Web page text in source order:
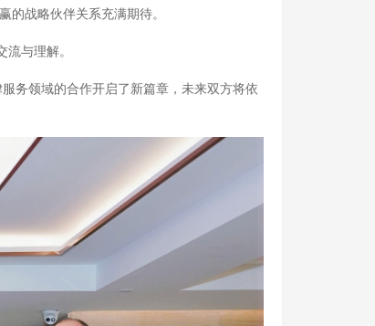
战略伙伴关系充满期待。
与理解。
务领域的合作开启了新篇章，未来双方将依